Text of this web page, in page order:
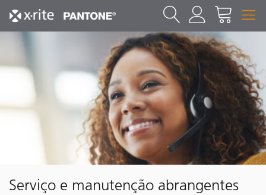
Serviço e manutenção abrangentes